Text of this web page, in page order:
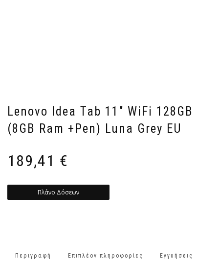
Lenovo Idea Tab 11″ WiFi 128GB
(8GB Ram +Pen) Luna Grey EU
189,41 €
Πλάνο Δόσεων
Περιγραφή Επιπλέον πληροφορίες Εγγυήσεις